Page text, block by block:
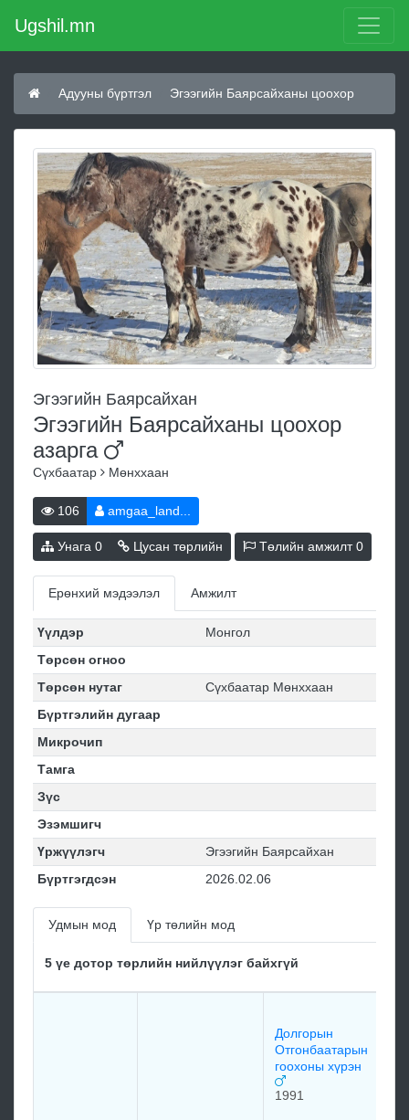
Ugshil.mn
Адууны бүртгэл Эгээгийн Баярсайханы цоохор
Эгээгийн Баярсайхан
Эгээгийн Баярсайханы цоохор
азарга
Сүхбаатар Мөнххаан
106 amgaa_land...
Унага 0 Цусан төрлийн Төлийн амжилт0
Ерөнхий мэдээлэл Амжилт
Үүлдэр
Монгол
Төрсөн огноо
Төрсөн нутаг
Сүхбаатар Мөнххаан
Бүртгэлийн дугаар
Микрочип
Тамга
Зүс
Эзэмшигч
Үржүүлэгч
Эгээгийн Баярсайхан
Бүртгэгдсэн
2026.02.06
Удмын мод Үр төлийн мод
5 үе дотор төрлийн нийлүүлэг байхгүй
Долгорын
Отгонбаатарын
гоохоны хүрэн
1991